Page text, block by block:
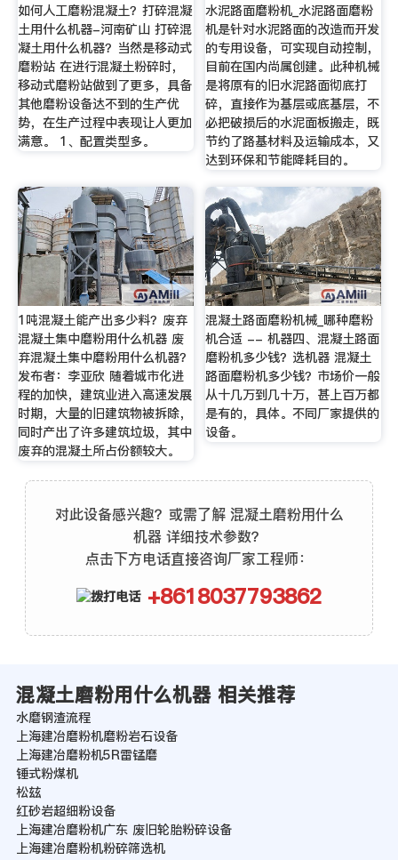
如何人工磨粉混凝土？打碎混凝
土用什么机器-河南矿山 打碎混
凝土用什么机器？当然是移动式
磨粉站 在进行混凝土粉碎时，
移动式磨粉站做到了更多，具备
其他磨粉设备达不到的生产优
势，在生产过程中表现让人更加
满意。 1、配置类型多。
水泥路面磨粉机_水泥路面磨粉
机是针对水泥路面的改造而开发
的专用设备，可实现自动控制，
目前在国内尚属创建。此种机械
是将原有的旧水泥路面彻底打
碎，直接作为基层或底基层，不
必把破损后的水泥面板搬走，既
节约了路基材料及运输成本，又
达到环保和节能降耗目的。
1吨混凝土能产出多少料？废弃
混凝土集中磨粉用什么机器 废
弃混凝土集中磨粉用什么机器？
发布者：李亚欣 随着城市化进
程的加快，建筑业进入高速发展
时期，大量的旧建筑物被拆除，
同时产出了许多建筑垃圾，其中
废弃的混凝土所占份额较大。
混凝土路面磨粉机械_哪种磨粉
机合适 -- 机器四、混凝土路面
磨粉机多少钱？选机器 混凝土
路面磨粉机多少钱？市场价一般
从十几万到几十万，甚上百万都
是有的，具体。不同厂家提供的
设备。
对此设备感兴趣？或需了解 混凝土磨粉用什么
机器 详细技术参数？
点击下方电话直接咨询厂家工程师：
+8618037793862
混凝土磨粉用什么机器 相关推荐
水磨钢渣流程
上海建冶磨粉机磨粉岩石设备
上海建冶磨粉机5R雷锰磨
锤式粉煤机
松玆
红砂岩超细粉设备
上海建冶磨粉机广东 废旧轮胎粉碎设备
上海建冶磨粉机粉碎筛选机